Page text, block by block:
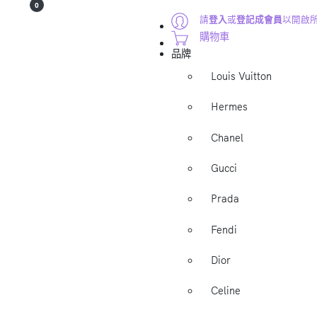
請登入或登記成會員以開啟
0
購物車
品牌
Louis Vuitton
Hermes
Chanel
Gucci
Prada
Fendi
Dior
Celine